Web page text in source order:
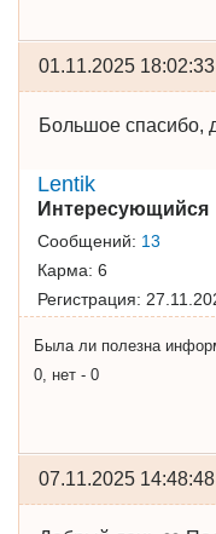
01.11.2025 18:02:33
Большое спасибо,
Lentik
Интересующийся
Сообщений: 13
Карма: 6
Регистрация:
Была ли полезна
0, нет - 0
07.11.2025 14:48:48